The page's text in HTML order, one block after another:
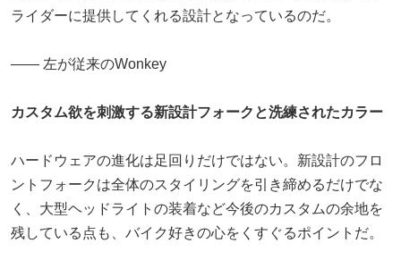
ライダーに提供してくれる設計となっているのだ。
―― 左が従来のWonkey
カスタム欲を刺激する新設計フォークと洗練されたカラー
ハードウェアの進化は足回りだけではない。新設計のフロ
ントフォークは全体のスタイリングを引き締めるだけでな
く、大型ヘッドライトの装着など今後のカスタムの余地を
残している点も、バイク好きの心をくすぐるポイントだ。